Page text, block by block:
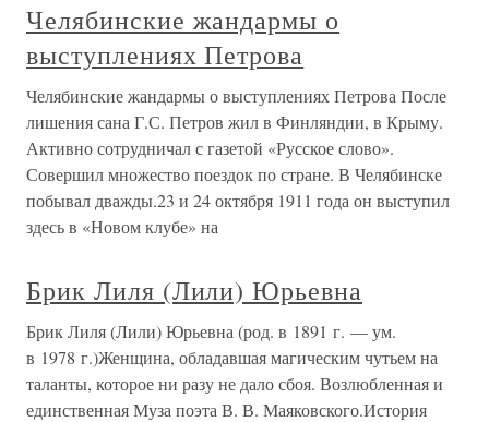
Челябинские жандармы о
выступлениях Петрова
Челябинские жандармы о выступлениях Петрова После
лишения сана Г.С. Петров жил в Финляндии, в Крыму.
Активно сотрудничал с газетой «Русское слово».
Совершил множество поездок по стране. В Челябинске
побывал дважды.23 и 24 октября 1911 года он выступил
здесь в «Новом клубе» на
Брик Лиля (Лили) Юрьевна
Брик Лиля (Лили) Юрьевна (род. в 1891 г. — ум.
в 1978 г.)Женщина, обладавшая магическим чутьем на
таланты, которое ни разу не дало сбоя. Возлюбленная и
единственная Муза поэта В. В. Маяковского.История